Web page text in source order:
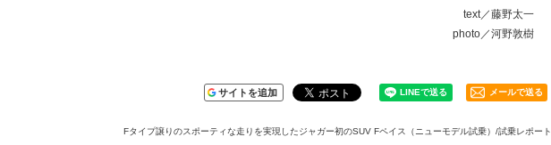
text／藤野太一
photo／河野敦樹
サイトを追加 メールで送る
Fタイプ譲りのスポーティな走りを実現したジャガー初のSUV Fペイス（ニューモデル試乗）/試乗レポート